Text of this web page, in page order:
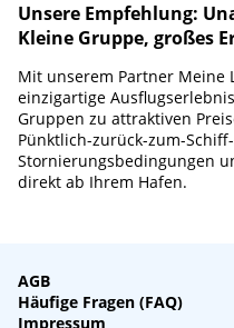
Unsere Empfehlung:
Kleine Gruppe, großes
Mit unserem Partner Meine
einzigartige
Gruppen zu attraktiven
Pünktlich-zurück-zum-
Stornierungsbedingungen
direkt ab Ihrem Hafen.
AGB
Häufige Fragen (FAQ)
Impressum